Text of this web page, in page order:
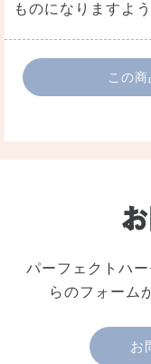
ものになりますよ
この
パーフェクトハ
らのフォーム
お